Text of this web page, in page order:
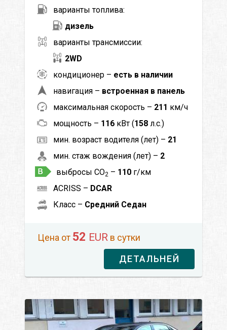
варианты топлива:
дизель
варианты трансмиссии:
2WD
кондиционер – есть в наличии
навигация – встроенная в панель
максимальная скорость – 211 км/ч
мощность – 116 кВт (158 л.с.)
мин. возраст водителя (лет) – 21
мин. стаж вождения (лет) – 2
выбросы CO2 – 110 г/км
ACRISS – DCAR
Класс – Средний Седан
Цена от 52 EUR в сутки
ДЕТАЛЬНЕЙ